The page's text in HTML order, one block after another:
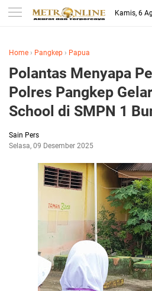
Kamis, 6
Home › Pangkep › Papua
Polantas Menyapa
Polres Pangkep
School di SMPN 1
Sain Pers
Selasa, 09 Desember 2025